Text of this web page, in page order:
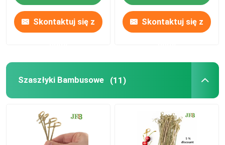
Skontaktuj się z Skontaktuj się z
Szaszłyki Bambusowe (11)